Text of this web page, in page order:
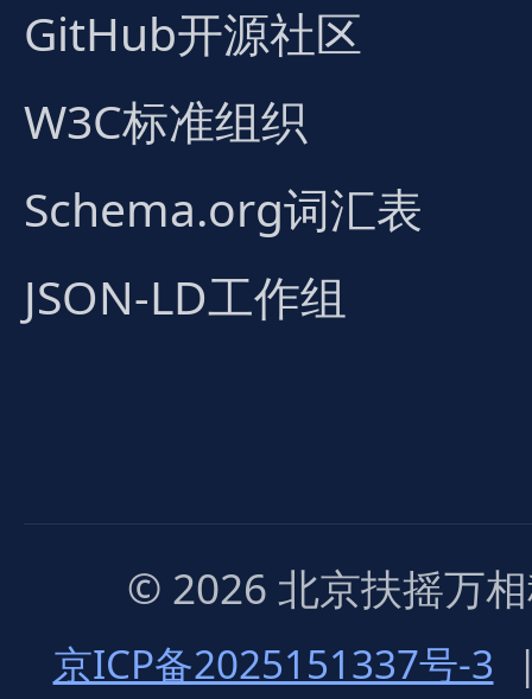
GitHub开源社区
W3C标准组织
Schema.org词汇表
JSON-LD工作组
© 2026 北京扶摇万
京ICP备2025151337号-3